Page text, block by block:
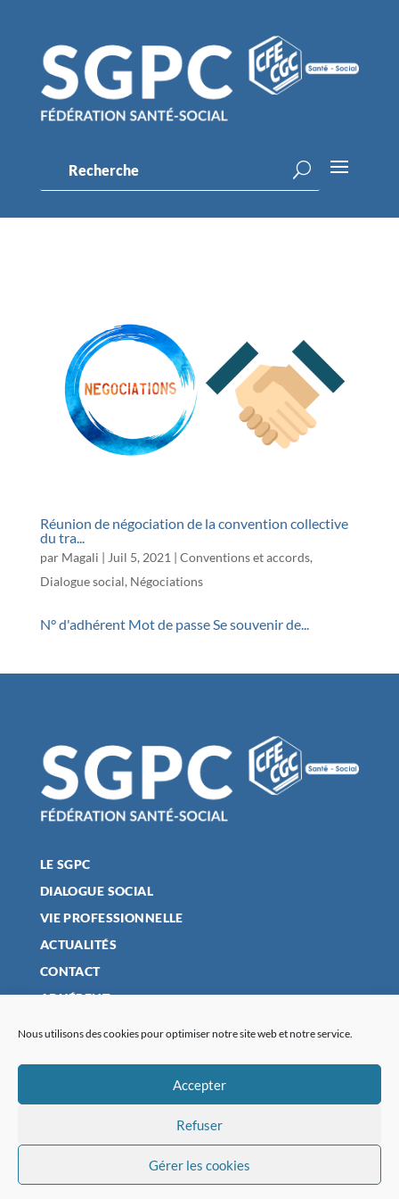
Nous utilisons des cookies pour optimiser notre site web et notre service.
Accepter
Refuser
Gérer les cookies
Réunion de négociation de la convention collective
du tra...
par Magali | Juil 5, 2021 | Conventions et accords,
Dialogue social, Négociations
N° d'adhérent Mot de passe Se souvenir de...
LE SGPC
DIALOGUE SOCIAL
VIE PROFESSIONNELLE
ACTUALITÉS
CONTACT
ADHÉRENT
POLITIQUE DE CONFIDENTIALITÉ
POLITIQUE DE COOKIES (UE)